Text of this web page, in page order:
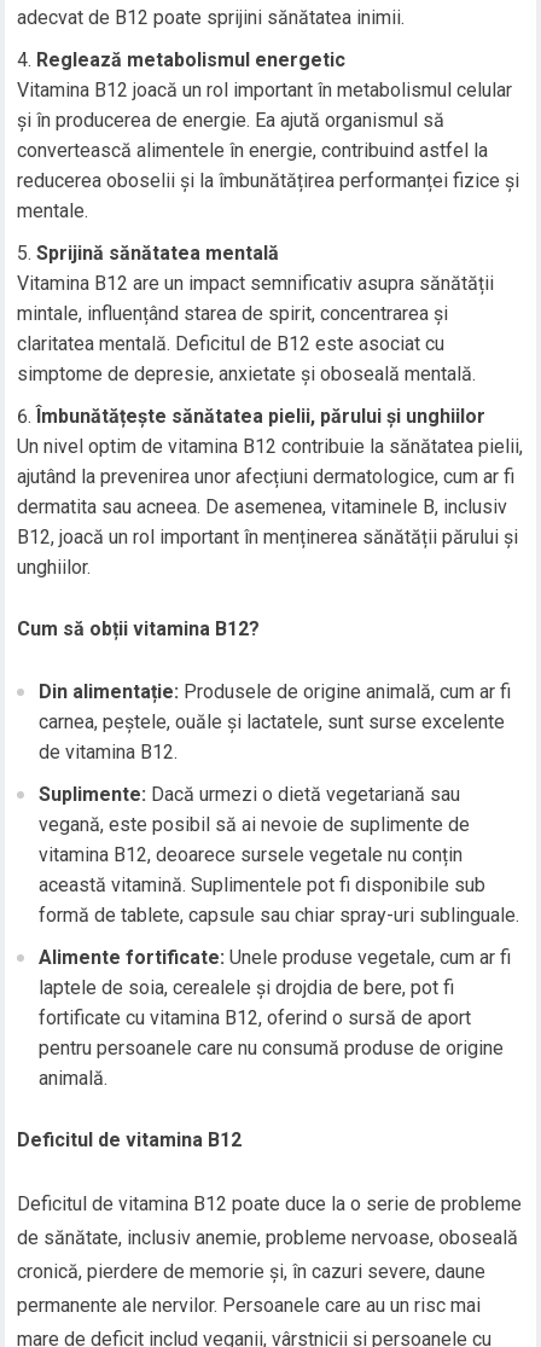
adecvat de B12 poate sprijini sănătatea inimii.
Reglează metabolismul energetic
Vitamina B12 joacă un rol important în metabolismul celular
și în producerea de energie. Ea ajută organismul să
convertească alimentele în energie, contribuind astfel la
reducerea oboselii și la îmbunătățirea performanței fizice și
mentale.
Sprijină sănătatea mentală
Vitamina B12 are un impact semnificativ asupra sănătății
mintale, influențând starea de spirit, concentrarea și
claritatea mentală. Deficitul de B12 este asociat cu
simptome de depresie, anxietate și oboseală mentală.
Îmbunătățește sănătatea pielii, părului și unghiilor
Un nivel optim de vitamina B12 contribuie la sănătatea pielii,
ajutând la prevenirea unor afecțiuni dermatologice, cum ar fi
dermatita sau acneea. De asemenea, vitaminele B, inclusiv
B12, joacă un rol important în menținerea sănătății părului și
unghiilor.
Cum să obții vitamina B12?
Din alimentație: Produsele de origine animală, cum ar fi
carnea, peștele, ouăle și lactatele, sunt surse excelente
de vitamina B12.
Suplimente: Dacă urmezi o dietă vegetariană sau
vegană, este posibil să ai nevoie de suplimente de
vitamina B12, deoarece sursele vegetale nu conțin
această vitamină. Suplimentele pot fi disponibile sub
formă de tablete, capsule sau chiar spray-uri sublinguale.
Alimente fortificate: Unele produse vegetale, cum ar fi
laptele de soia, cerealele și drojdia de bere, pot fi
fortificate cu vitamina B12, oferind o sursă de aport
pentru persoanele care nu consumă produse de origine
animală.
Deficitul de vitamina B12
Deficitul de vitamina B12 poate duce la o serie de probleme
de sănătate, inclusiv anemie, probleme nervoase, oboseală
cronică, pierdere de memorie și, în cazuri severe, daune
permanente ale nervilor. Persoanele care au un risc mai
mare de deficit includ veganii, vârstnicii și persoanele cu